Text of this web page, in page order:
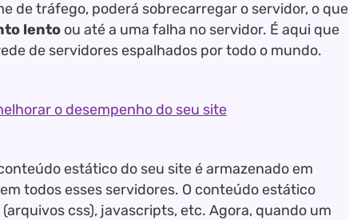
de tráfego, poderá sobrecarregar o servidor, o que
lentoou até a uma falha no servidor. É aqui que
de servidores espalhados por todo o mundo.
o desempenho do seu site
estático do seu site é armazenado em
todos esses servidores. O conteúdo estático
css), javascripts, etc. Agora, quando um